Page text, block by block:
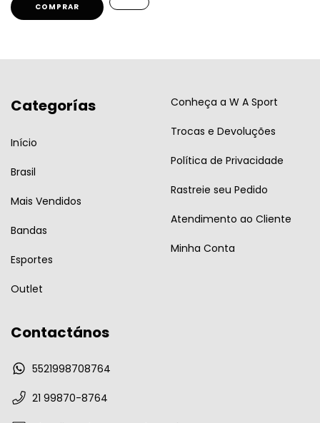
COMPRAR
Categorías
Início
Brasil
Mais Vendidos
Bandas
Esportes
Outlet
Conheça a W A Sport
Trocas e Devoluções
Política de Privacidade
Rastreie seu Pedido
Atendimento ao Cliente
Minha Conta
Contactános
5521998708764
21 99870-8764